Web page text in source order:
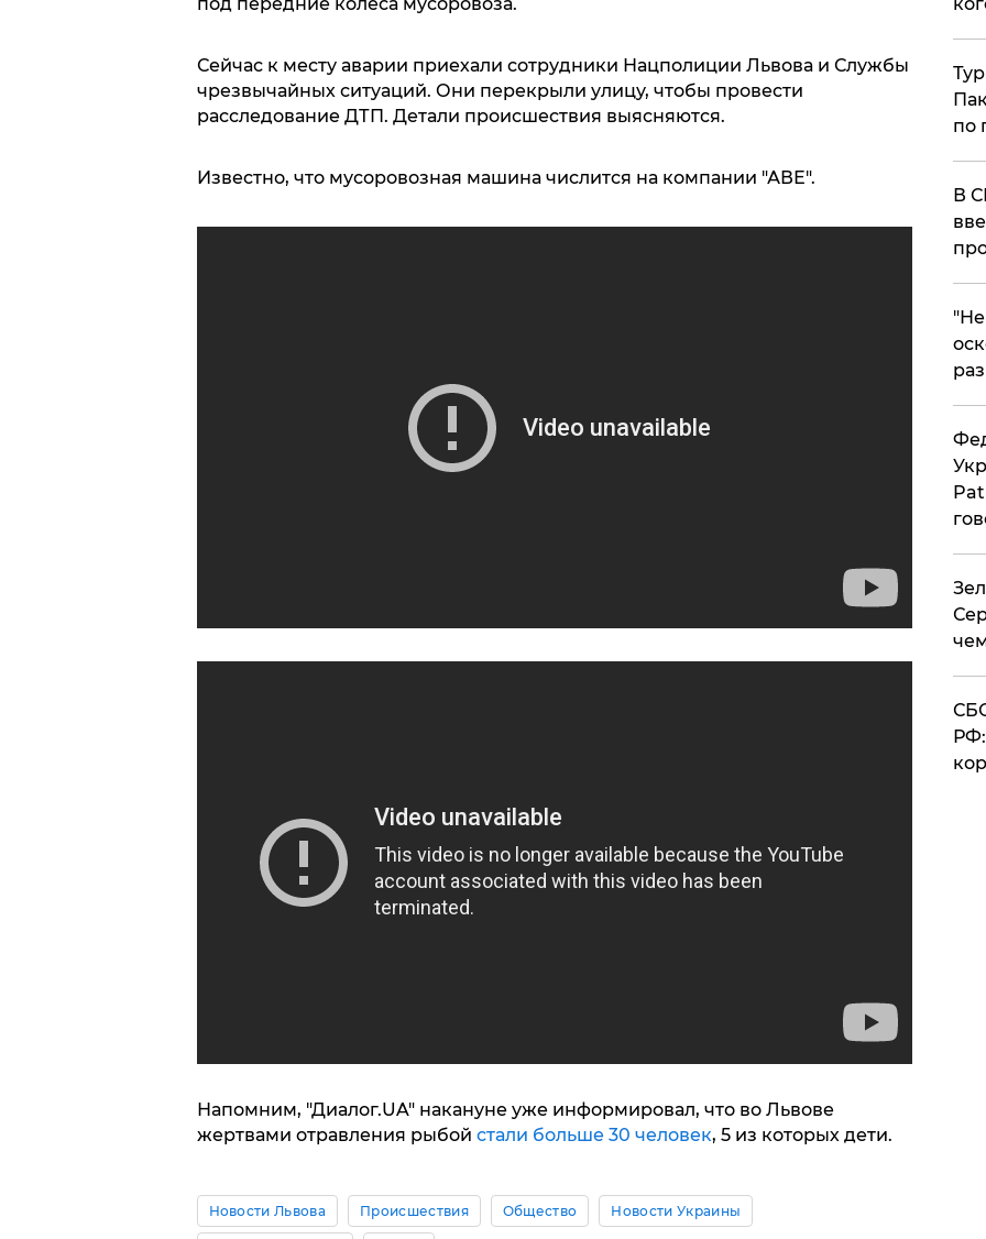
Сейчас к месту аварии приехали сотрудники Нацполиции Львова и Службы
чрезвычайных ситуаций. Они перекрыли улицу, чтобы провести
расследование ДТП. Детали происшествия выясняются.
Известно, что мусоровозная машина числится на компании "АВЕ".
Напомним, "Диалог.UA" накануне уже информировал, что во Львове
жертвами отравления рыбой стали больше 30 человек, 5 из которых дети.
Новости Львова Происшествия Общество Новости Украины
по
В